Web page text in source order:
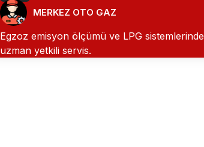
MERKEZ OTO GAZ
Egzoz emisyon ölçümü ve LPG sistemlerinde
uzman yetkili servis.